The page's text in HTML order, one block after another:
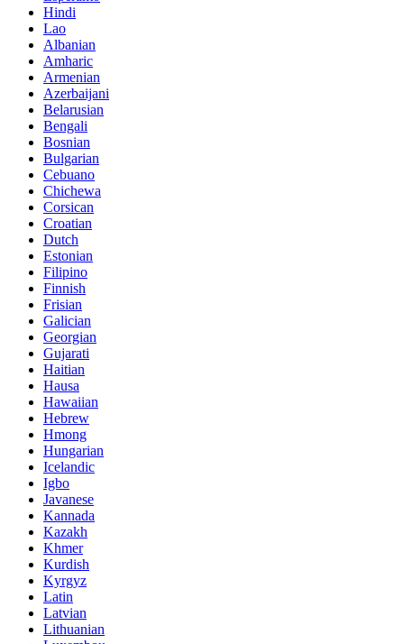
Hindi
Lao
Albanian
Amharic
Armenian
Azerbaijani
Belarusian
Bengali
Bosnian
Bulgarian
Cebuano
Chichewa
Corsican
Croatian
Dutch
Estonian
Filipino
Finnish
Frisian
Galician
Georgian
Gujarati
Haitian
Hausa
Hawaiian
Hebrew
Hmong
Hungarian
Icelandic
Igbo
Javanese
Kannada
Kazakh
Khmer
Kurdish
Kyrgyz
Latin
Latvian
Lithuanian